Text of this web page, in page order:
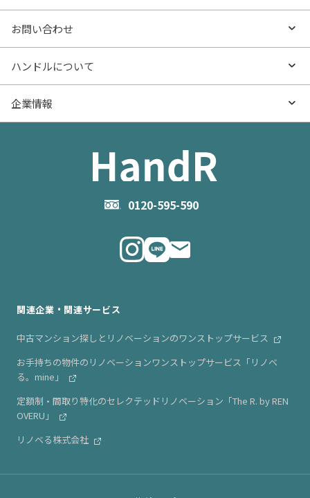
0120-595-590
特集から探す
価格更新した物件
物件一覧
AI査定
売却サービス
お役立ち記事（売却）
- マンションの基礎知識
- マンション売却
- お金のこと
- 住まいの手引き サイトマップ
よくあるご質問
お問い合わせ
物件購入のご相談
住み替えのご相談
物件掲載に関するお問い合わせ
ハンドルについて
ハンドルとは
企業情報
関連企業・関連サービス
中古マンション探しとリノベーションのワンストップサービス
お手持ちの物件のリノベーションワンストップサービス「リノベ
る。mine」
定額制・間取り特化のセレクテッドリノベーション「The R. by REN
OVERU」
リノベる株式会社